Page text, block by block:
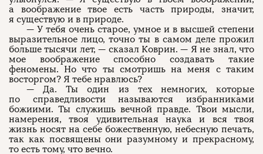
а воображение твое есть часть природы, значит,
я существую и в природе.
— У тебя очень старое, умное и в высшей степени
выразительное лицо, точно ты в самом деле прожил
больше тысячи лет, — сказал Коврин. — Я не знал, что
мое воображение способно создавать такие
феномены. Но что ты смотришь на меня с таким
восторгом? Я тебе нравлюсь?
— Да. Ты один из тех немногих, которые
по справедливости называются избранниками
божиими. Ты служишь вечной правде. Твои мысли,
намерения, твоя удивительная наука и вся твоя
жизнь носят на себе божественную, небесную печать,
так как посвящены они разумному и прекрасному,
то есть тому, что вечно.